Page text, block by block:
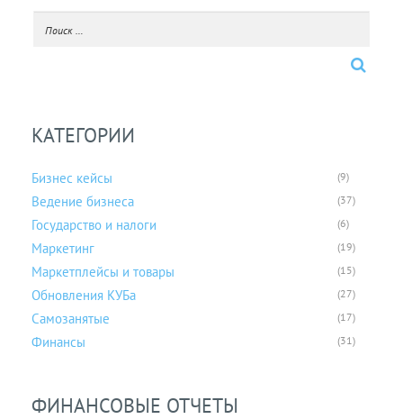
КАТЕГОРИИ
Бизнес кейсы (9)
Ведение бизнеса (37)
Государство и налоги (6)
Маркетинг (19)
Маркетплейсы и товары (15)
Обновления КУБа (27)
Самозанятые (17)
Финансы (31)
ФИНАНСОВЫЕ ОТЧЕТЫ